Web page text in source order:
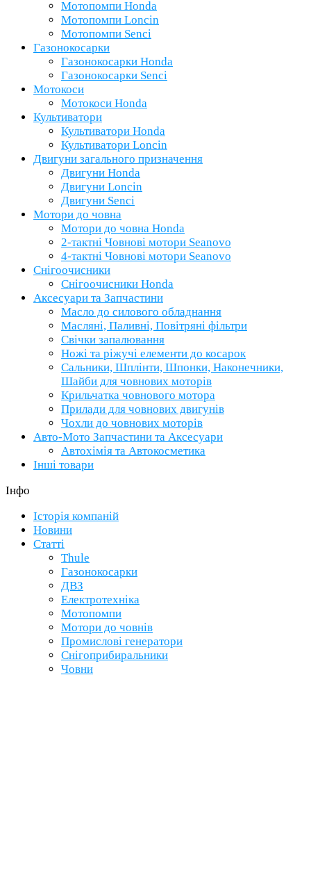
Мотопомпи Honda
Мотопомпи Loncin
Мотопомпи Senci
Газонокосарки
Газонокосарки Honda
Газонокосарки Senci
Мотокоси
Мотокоси Honda
Культиватори
Культиватори Honda
Культиватори Loncin
Двигуни загального призначення
Двигуни Honda
Двигуни Loncin
Двигуни Senci
Мотори до човна
Мотори до човна Honda
2-тактні Човнові мотори Seanovo
4-тактні Човнові мотори Seanovo
Снігоочисники
Снігоочисники Honda
Аксесуари та Запчастини
Масло до силового обладнання
Масляні, Паливні, Повітряні фільтри
Свічки запалювання
Ножі та ріжучі елементи до косарок
Сальники, Шплінти, Шпонки, Наконечники,
Шайби для човнових моторів
Крильчатка човнового мотора
Прилади для човнових двигунів
Чохли до човнових моторів
Авто-Мото Запчастини та Аксесуари
Автохімія та Автокосметика
Інші товари
Інфо
Історія компаній
Новини
Статті
Thule
Газонокосарки
ДВЗ
Електротехніка
Мотопомпи
Мотори до човнів
Промислові генератори
Снігоприбиральники
Човни